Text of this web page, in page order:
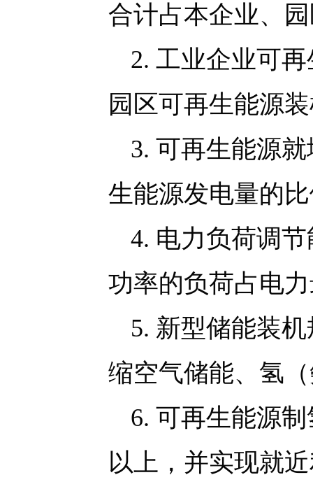
合计占本企业、
2. 工业企业可
园区可再生能源
3. 可再生能源
生能源发电量的
4. 电力负荷调
功率的负荷占电
5. 新型储能装
缩空气储能、氢
6. 可再生能源
以上，并实现就